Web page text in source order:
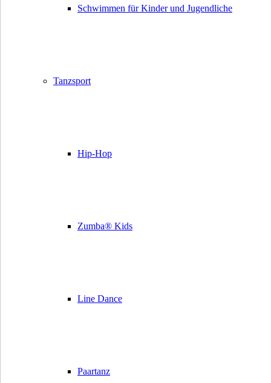
Schwimmen für Kinder und Jugendliche
Tanzsport
Hip-Hop
Zumba® Kids
Line Dance
Paartanz